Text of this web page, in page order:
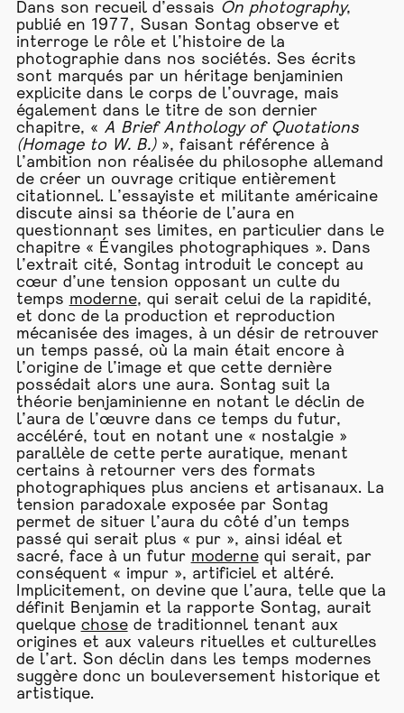
Dans son recueil d’essais On photography,
publié en 1977, Susan Sontag observe et
interroge le rôle et l’histoire de la
photographie dans nos sociétés. Ses écrits
sont marqués par un héritage benjaminien
explicite dans le corps de l’ouvrage, mais
également dans le titre de son dernier
chapitre, « A Brief Anthology of Quotations
(Homage to W. B.)», faisant référence à
l’ambition non réalisée du philosophe allemand
de créer un ouvrage critique entièrement
citationnel. L’essayiste et militante américaine
discute ainsi sa théorie de l’aura en
questionnant ses limites, en particulier dans le
chapitre « Évangiles photographiques ». Dans
l’extrait cité, Sontag introduit le concept au
cœur d’une tension opposant un culte du
temps moderne, qui serait celui de la rapidité,
et donc de la production et reproduction
mécanisée des images, à un désir de retrouver
un temps passé, où la main était encore à
l’origine de l’image et que cette dernière
possédait alors une aura. Sontag suit la
théorie benjaminienne en notant le déclin de
l’aura de l’œuvre dans ce temps du futur,
accéléré, tout en notant une « nostalgie »
parallèle de cette perte auratique, menant
certains à retourner vers des formats
photographiques plus anciens et artisanaux. La
tension paradoxale exposée par Sontag
permet de situer l’aura du côté d’un temps
passé qui serait plus « pur », ainsi idéal et
sacré, face à un futur modernequi serait, par
conséquent « impur », artificiel et altéré.
Implicitement, on devine que l’aura, telle que la
définit Benjamin et la rapporte Sontag, aurait
quelque chosede traditionnel tenant aux
origines et aux valeurs rituelles et culturelles
de l’art. Son déclin dans les temps modernes
suggère donc un bouleversement historique et
artistique.